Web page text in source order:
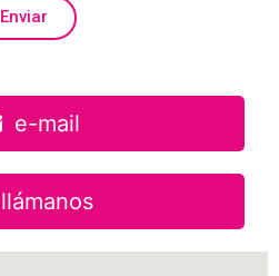
Enviar
e-mail
llámanos